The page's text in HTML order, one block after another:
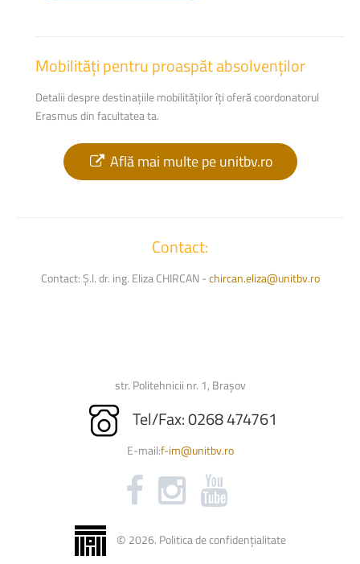
Mobilitățipentruproaspătabsolvenților
Detalii despre destinațiile mobilităților îți oferă coordonatorul
Erasmus din facultatea ta.
Află mai multe pe unitbv.ro
Contact:
Contact: Ș.l. dr. ing. Eliza CHIRCAN -chircan.eliza@unitbv.ro
str. Politehnicii nr. 1, Brașov
Tel/Fax: 0268 474761
E-mail:f-im@unitbv.ro
© 2026. Politica de confidențialitate